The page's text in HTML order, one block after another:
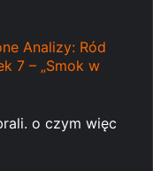
Analizy: Ród
7 – „Smok w
o czym więc